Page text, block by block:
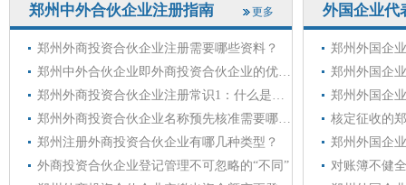
郑州中外合伙企业注册指南 更多
郑州外商投资合伙企业注册需要哪些资料？
郑州注册外商投资合伙企业有哪几种类型？
外商投资合伙企业登记管理不可忽略的“不同”
外国企业代